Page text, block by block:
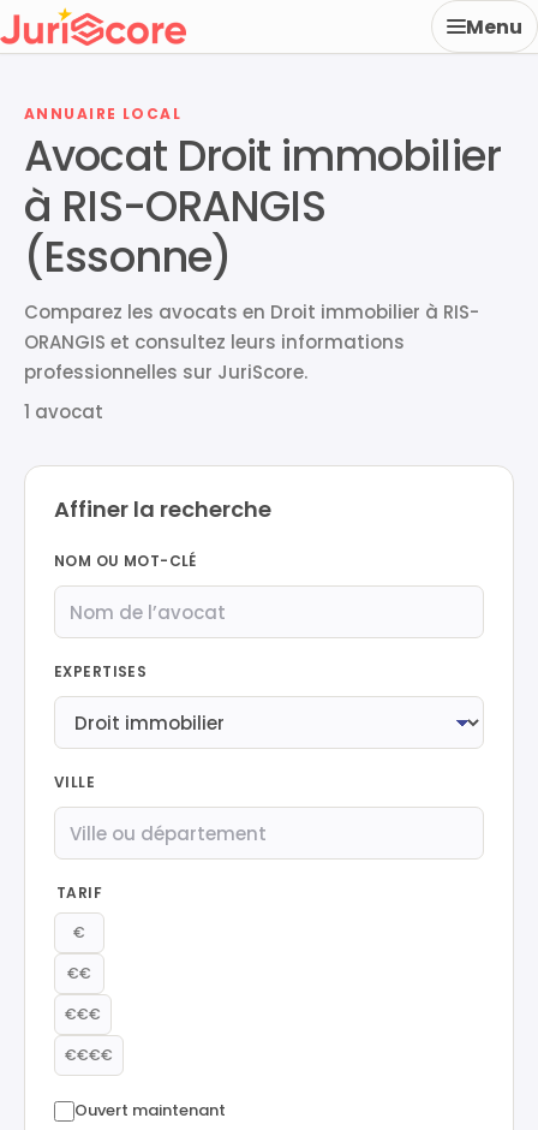
Menu
ANNUAIRE LOCAL
Avocat Droit immobilier
à RIS-ORANGIS
(Essonne)
Comparez les avocats en Droit immobilier à RIS-
ORANGIS et consultez leurs informations
professionnelles sur JuriScore.
1 avocat
Affiner la recherche
NOM OU MOT-CLÉ
EXPERTISES
VILLE
TARIF
€
€€
€€€
€€€€
Ouvert maintenant